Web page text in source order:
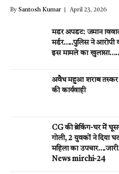
By Santosh Kumar April 23, 2026
मर्डर अपडेट: जमीन
मर्डर…..पुलिस ने आरोपी
इस मामले का
अवैध महुआ शराब तस्कर
की कार्यवाही
CG की ब्रेकिंग-घर मेें
गोली, 2 युवकों ने दिया
महिला का
News mirchi-24